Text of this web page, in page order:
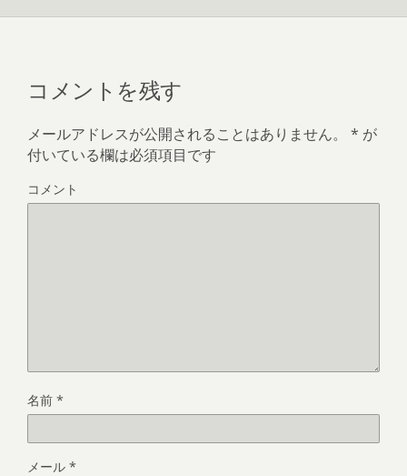
コメントを残す
メールアドレスが公開されることはありません。 * が
付いている欄は必須項目です
コメント
名前 *
メール *